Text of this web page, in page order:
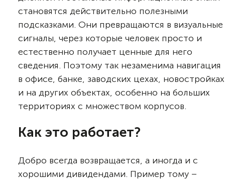
становятся действительно полезными
подсказками. Они превращаются в визуальные
сигналы, через которые человек просто и
естественно получает ценные для него
сведения. Поэтому так незаменима навигация
в офисе, банке, заводских цехах, новостройках
и на других объектах, особенно на больших
территориях с множеством корпусов.
Как это работает?
Добро всегда возвращается, а иногда и с
хорошими дивидендами. Пример тому –